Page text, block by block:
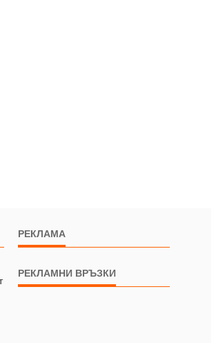
РЕКЛАМА
РЕКЛАМНИ ВРЪЗКИ